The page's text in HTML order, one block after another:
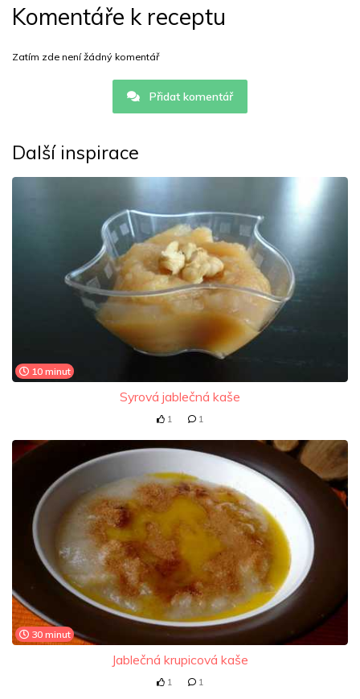
Komentáře k receptu
Zatím zde není žádný komentář
Přidat komentář
Další inspirace
10 minut
Syrová jablečná kaše
1 1
30 minut
Jablečná krupicová kaše
1 1